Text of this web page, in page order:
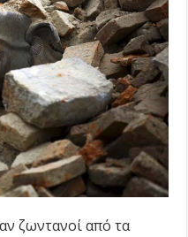
ζωντανοί από τα